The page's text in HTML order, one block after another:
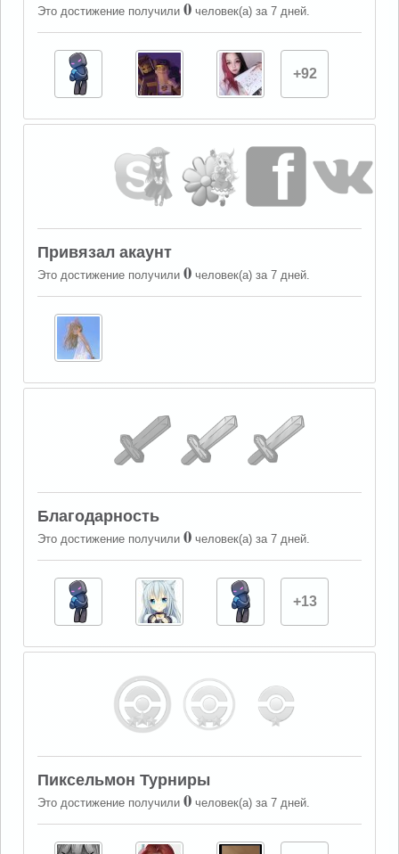
Это достижение получили 0 человек(а) за 7 дней.
+92
Привязал акаунт
Это достижение получили 0 человек(а) за 7 дней.
Благодарность
Это достижение получили 0 человек(а) за 7 дней.
+13
Пиксельмон Турниры
Это достижение получили 0 человек(а) за 7 дней.